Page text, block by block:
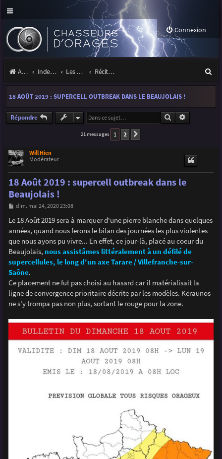
Connexion
Accueil Index du forum Les orages Récits et photos d'orages
e
h
18 AOÛT 2019 : SUPERCELL OUTBREAK DANS LE BEAUJOLAIS !
Répondre Rechercher
21 messages 1 2
Will Hien
Modérateur
18 Août 2019 : supercell outbreak dans le
Beaujolais !
M
s
s
a
e
dim. mai 24, 2020 23:08
Le 18 Août 2019 sera à marquer d'une pierre blanche dans quelques
années, quand nous ferons le bilan des journées les plus violentes
que nous ayons pu vivre... En effet, ce jour-là, placé au coeur du
Beaujolais, nous assistâmes littéralement à un défilé de
supercellules, le long d'un axe Tarare / Villefranche-sur-
Saône.
Ce placement ne fut pas choisi au hasard car il matérialisait la
ligne de convergence prioritaire décrite par les modèles. Keraunos
ne s'y trompa pas non plus, sortant le rouge pour la zone.